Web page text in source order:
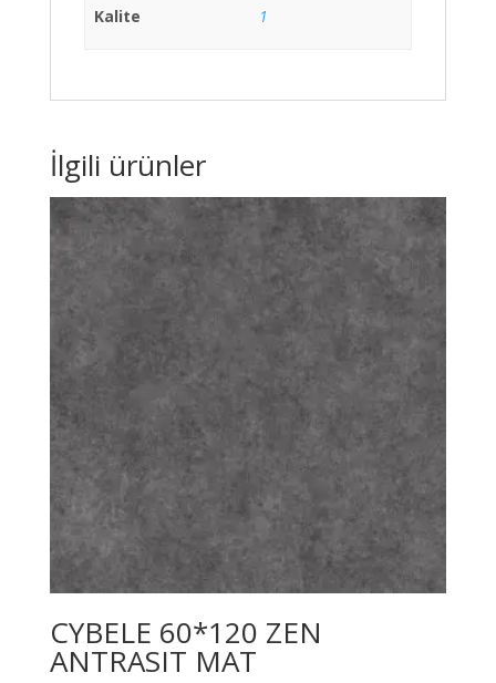
Kalite 1
İlgili ürünler
CYBELE 60*120 ZEN
ANTRASIT MAT